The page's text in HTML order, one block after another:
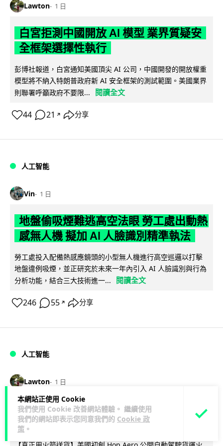
本網站正使用 Cookie
我們使用 Cookie 改善網站體驗。 繼續使用
我們的網站即表示您同意我們的 Cookie 政
策 。
Lawton 1 日
白宮拒測中國開放 AI 模型 業界質疑安
全框架選擇性執行
彭博社報道，白宮通知美國頂尖 AI 公司，中國開發的開放權重
模型將不納入特朗普政府新 AI 安全框架的測試範圍。美國業界
則聯署呼籲政府不要限...
閱讀全文
44 21 ↗ 分享
人工智能
Vin 1 日
地盤偷吸煙難逃高空法眼 勞工處出動熱
感無人機 擬加 AI 人臉識別精準執法
勞工處投入配備熱感應鏡頭的小型無人機進行高空巡邏以打擊
地盤違例吸煙，並正研究於未來一年內引入 AI 人臉識別與行為
分析功能，結合三大技術進一...
閱讀全文
246 55 ↗ 分享
人工智能
Lawton 1 日
貨運火箭 沖繩飛台灣僅需 15 分鐘 Hop
Aero 將 550 磅貨物運送至 725 公里外